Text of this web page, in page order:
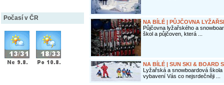
Počasí v ČR
NA BÍLÉ | PŮJČOVNA
Půjčovna lyžařského a
škol a půjčoven, která ...
NA BÍLÉ | SUN SKI & BOARD
Lyžařská a snowboardová
vybavení Vás co nejsrdečněji ...